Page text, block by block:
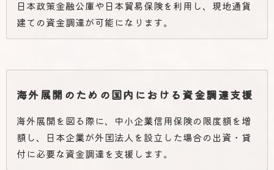
日本政策金融公庫や日本貿易保険を利用し、現地通貨
建ての資金調達が可能になります。
海外展開のための国内における資金調達支援
海外展開を図る際に、中小企業信用保険の限度額を増
額し、日本企業が外国法人を設立した場合の出資・貸
付に必要な資金調達を支援します。